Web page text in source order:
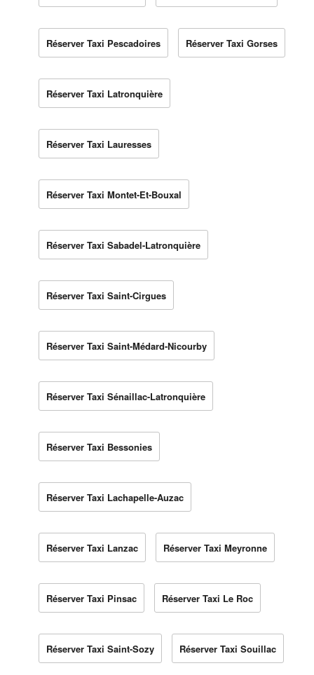
Réserver Taxi Pescadoires Réserver Taxi Gorses
Réserver Taxi Latronquière
Réserver Taxi Lauresses
Réserver Taxi Montet-Et-Bouxal
Réserver Taxi Sabadel-Latronquière
Réserver Taxi Saint-Cirgues
Réserver Taxi Saint-Médard-Nicourby
Réserver Taxi Sénaillac-Latronquière
Réserver Taxi Bessonies
Réserver Taxi Lachapelle-Auzac
Réserver Taxi Lanzac Réserver Taxi Meyronne
Réserver Taxi Pinsac Réserver Taxi Le Roc
Réserver Taxi Saint-Sozy Réserver Taxi Souillac